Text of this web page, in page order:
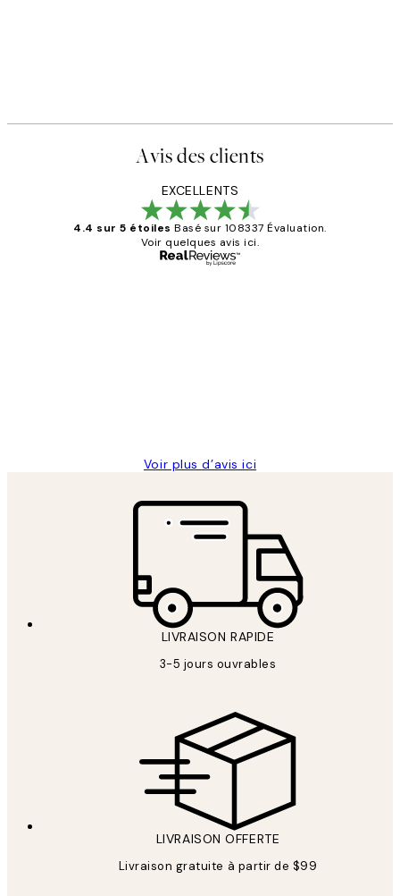
Avis des clients
EXCELLENTS
4.4 sur 5 étoiles Basé sur 108337 Évaluation.
Voir quelques avis ici.
Voir plus d’avis ici
LIVRAISON RAPIDE
3-5 jours ouvrables
LIVRAISON OFFERTE
Livraison gratuite à partir de $99